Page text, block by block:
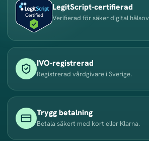
LegitScript-certifierad
Verifierad för säker digital
IVO-registrerad
Registrerad vårdgivare i Sverige.
Trygg betalning
Betala säkert med kort eller Klarna.